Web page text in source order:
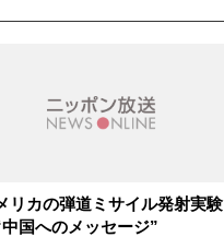
リカの弾道ミサイル発射実験
国へのメッセージ”